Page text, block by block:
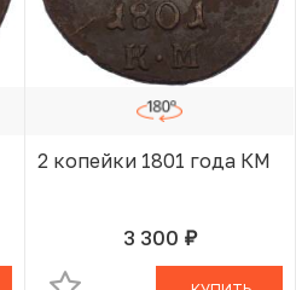
2 копейки 1801 года КМ
3 300 руб.
В КОРЗИНЕ